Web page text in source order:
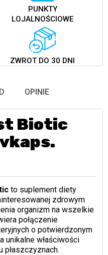
PUNKTY
LOJALNOŚCIOWE
ZWROT DO 30 DNI
OPINIE
Biotic
to suplement diety
zdrowym
organizm na wszelkie
połączenie
o potwierdzonym
unikalne właściwości
płaszczyznach.